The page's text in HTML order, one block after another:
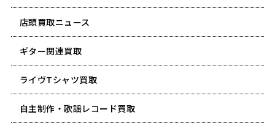
店頭買取ニュース
ギター関連買取
ライヴTシャツ買取
自主制作・歌謡レコード買取